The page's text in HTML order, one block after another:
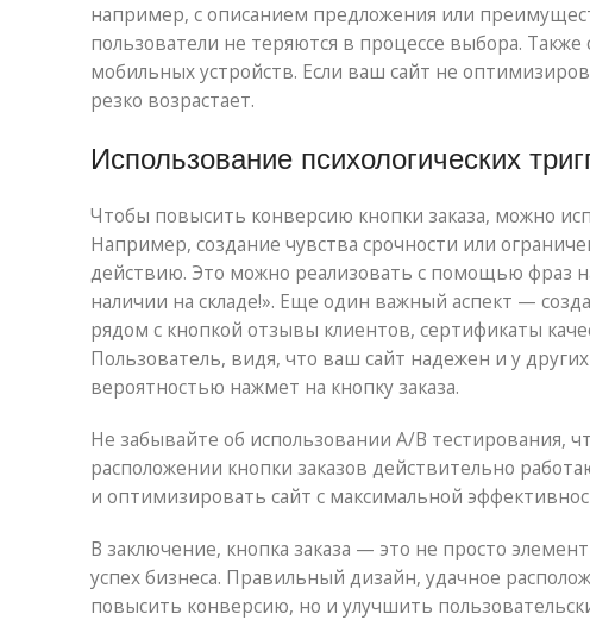
например, с описанием предложения или
пользователи не теряются в процессе выбора.
мобильных устройств. Если ваш сайт не
резко возрастает.
Использование психологических
Чтобы повысить конверсию кнопки заказа, можно
Например, создание чувства срочности или
действию. Это можно реализовать с помощью фраз
наличии на складе!». Еще один важный аспект —
рядом с кнопкой отзывы клиентов, сертификаты
Пользователь, видя, что ваш сайт надежен и у
вероятностью нажмет на кнопку заказа.
Не забывайте об использовании A/B тестирования,
расположении кнопки заказов действительно
и оптимизировать сайт с максимальной
В заключение, кнопка заказа — это не просто
успех бизнеса. Правильный дизайн, удачное
повысить конверсию, но и улучшить